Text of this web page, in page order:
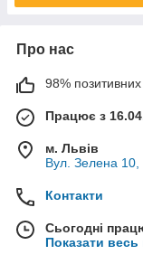
Про нас
98% позитивних
Працює з
м. Львів
Вул. Зелена 10,
Контакти
Сьогодні
Показати весь